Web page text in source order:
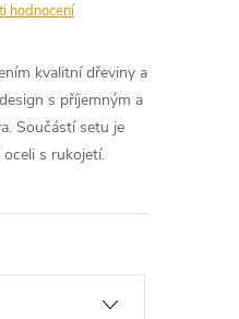
hodnocení
kvalitní dřeviny a
s příjemným a
Součástí setu je
s rukojetí.